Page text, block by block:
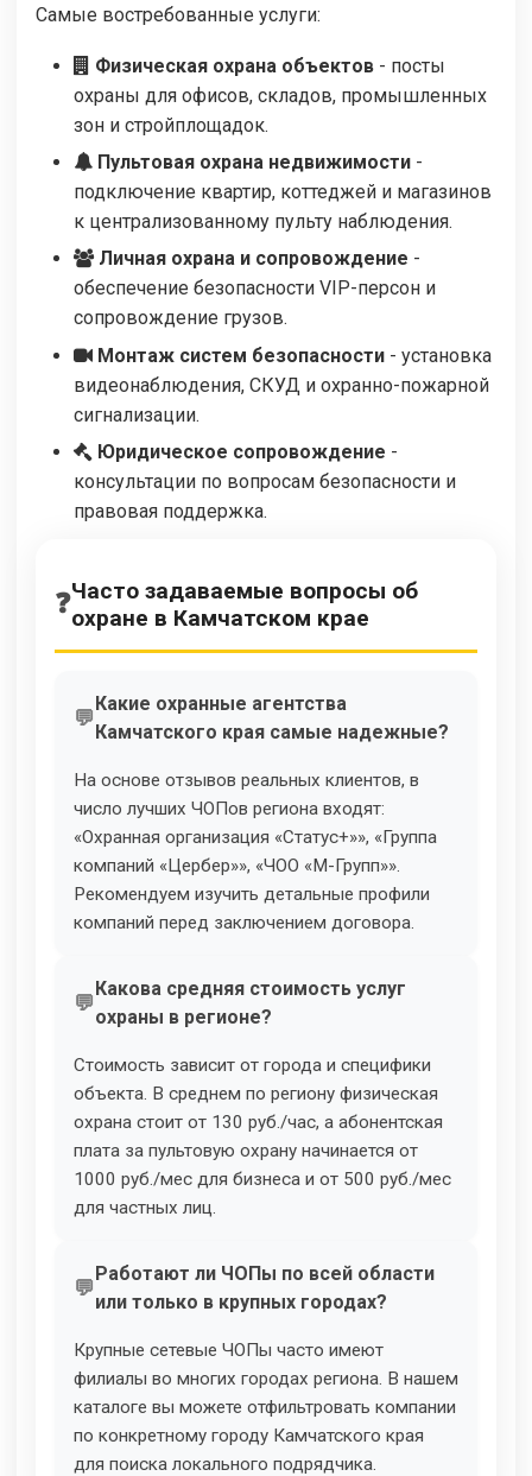
Самые востребованные услуги:
Физическая охрана объектов - посты
охраны для офисов, складов, промышленных
зон и стройплощадок.
Пультовая охрана недвижимости -
подключение квартир, коттеджей и магазинов
к централизованному пульту наблюдения.
Личная охрана и сопровождение -
обеспечение безопасности VIP-персон и
сопровождение грузов.
Монтаж систем безопасности - установка
видеонаблюдения, СКУД и охранно-пожарной
сигнализации.
Юридическое сопровождение -
консультации по вопросам безопасности и
правовая поддержка.
Часто задаваемые вопросы об
охране в Камчатском крае
Какие охранные агентства
Камчатского края самые надежные?
На основе отзывов реальных клиентов, в
число лучших ЧОПов региона входят:
«Охранная организация «Статус+»», «Группа
компаний «Цербер»», «ЧОО «М-Групп»».
Рекомендуем изучить детальные профили
компаний перед заключением договора.
Какова средняя стоимость услуг
охраны в регионе?
Стоимость зависит от города и специфики
объекта. В среднем по региону физическая
охрана стоит от 130 руб./час, а абонентская
плата за пультовую охрану начинается от
1000 руб./мес для бизнеса и от 500 руб./мес
для частных лиц.
Работают ли ЧОПы по всей области
или только в крупных городах?
Крупные сетевые ЧОПы часто имеют
филиалы во многих городах региона. В нашем
каталоге вы можете отфильтровать компании
по конкретному городу Камчатского края
для поиска локального подрядчика.